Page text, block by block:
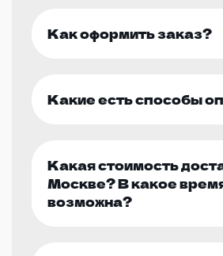
Как оформить заказ?
Какие есть способы
Какая стоимость
Москве? В какое
возможна?